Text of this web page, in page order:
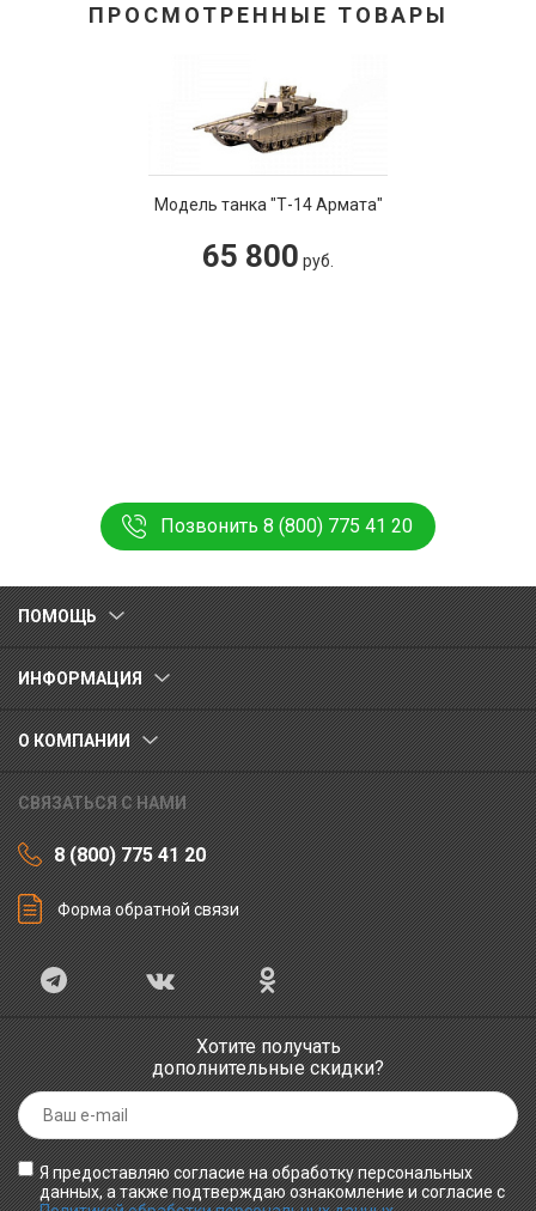
ПРОСМОТРЕННЫЕ ТОВАРЫ
Модель танка "Т-14 Армата"
65 800 руб.
Позвонить 8 (800) 775 41 20
ПОМОЩЬ
ИНФОРМАЦИЯ
О КОМПАНИИ
СВЯЗАТЬСЯ С НАМИ
8 (800) 775 41 20
Форма обратной связи
Хотите получать
дополнительные скидки?
Я предоставляю согласие на обработку персональных
данных, а также подтверждаю ознакомление и согласие с